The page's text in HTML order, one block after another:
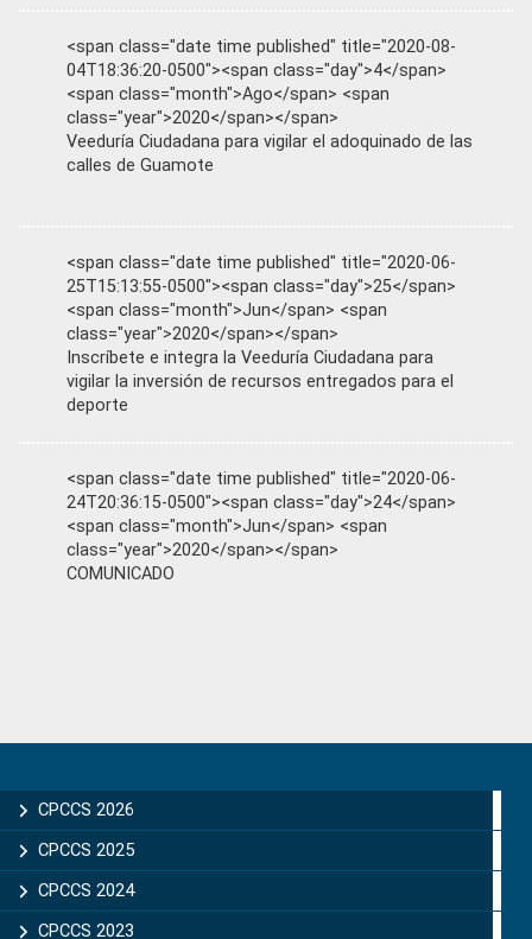
<span class="date time published" title="2020-08-
04T18:36:20-0500"><span class="day">4</span>
<span class="month">Ago</span> <span
class="year">2020</span></span>
Veeduría Ciudadana para vigilar el adoquinado de las
calles de Guamote
<span class="date time published" title="2020-06-
25T15:13:55-0500"><span class="day">25</span>
<span class="month">Jun</span> <span
class="year">2020</span></span>
Inscríbete e integra la Veeduría Ciudadana para
vigilar la inversión de recursos entregados para el
deporte
<span class="date time published" title="2020-06-
24T20:36:15-0500"><span class="day">24</span>
<span class="month">Jun</span> <span
class="year">2020</span></span>
COMUNICADO
Sidebar
CPCCS 2026
CPCCS 2025
CPCCS 2024
CPCCS 2023